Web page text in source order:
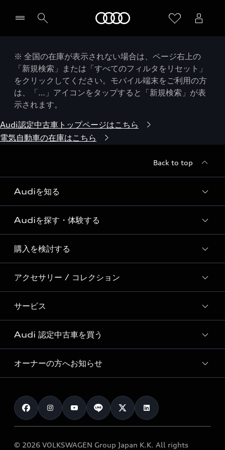
※ 全国の在庫が表示されない場合は、ページ右上の
「新規検索」または「すべてのフィルタをリセット」
をクリックしてください。モバイル端末をご利用の方
は、「…」アイコンをタップすると「新規検索」が表
示されます。
Audi認定中古車トップページはこちら
電気自動車の在庫はこちら
Back to top
Audiを知る
Audi ブランド
Story of Progress
Audi Sport
Formula 1®
デジタルサービス
Audiを探す・体験する
ディーラー検索
新車在庫検索
試乗車・展示車検索
見積り依頼
試乗予約
購入を検討する
モデル一覧
特別仕様モデル / 限定モデル
e-tronラインアップ
価格シミュレーション
車両比較
カタログ一覧
アクセサリー / コレクション
純正アクセサリー
オンラインショップ
Audi collection
アウディナビアプリ
サービス
サービス入庫予約
サービスプログラム
メンテナンス
車検 / 定期点検
e-tronアフターサポート
Audi 認定中古車を買う
Audi認定中古車
クオリティ
保証
メンテナンス
オーナーの方へお知らせ
お知らせ
オーナー様向けキャンペーン
© 2026 VOLKSWAGEN Group Japan K.K. All rights